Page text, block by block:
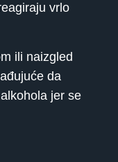
vrlo
ili naizgled
da
jer se